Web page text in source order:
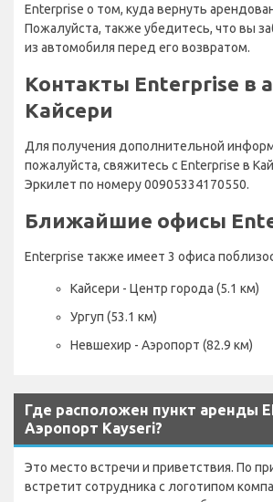
Enterprise о том, куда вернуть
Пожалуйста, также убедитесь, что вы
из автомобиля перед его возвратом.
Контакты Enterprise в
Кайсери
Для получения дополнительной
пожалуйста, свяжитесь с Enterprise в
Эркилет по номеру 00905334170550.
Ближайшие офисы
Enterprise также имеет 3 офиса
Кайсери - Центр города (5.1 км)
Ургуп (53.1 км)
Невшехир - Аэропорт (82.9 км)
Где расположен пункт аренды
Аэропорт Kayseri?
Это место встречи и приветствия. По
встретит сотрудника с логотипом